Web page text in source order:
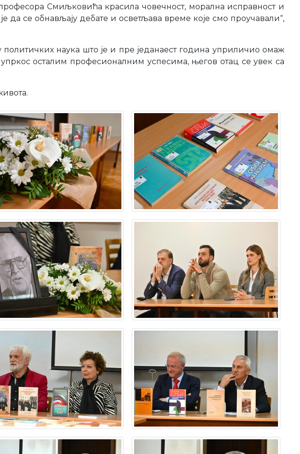
Смиљковића красила човечност, морална исправност и
да се обнављају дебате и осветљава време које смо проучавали“,
наука што је и пре једанаест година уприличио омаж
осталим професионалним успесима, његов отац се увек са